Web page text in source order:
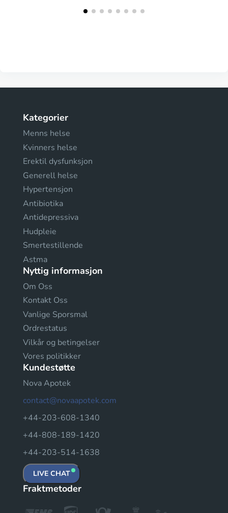
Kategorier
Menns helse
Kvinners helse
Erektil dysfunksjon
Generell helse
Hypertensjon
Antibiotika
Antidepressiva
Hudpleie
Smertestillende
Astma
Nyttig informasjon
Om Oss
Kontakt Oss
Vanlige Sporsmal
Ordrestatus
Vilkår og betingelser
Vores politikker
Kundestøtte
Nova Apotek
contact@novaapotek.com
+44-203-608-1340
+44-808-189-1420
+44-203-514-1638
LIVE CHAT
Fraktmetoder